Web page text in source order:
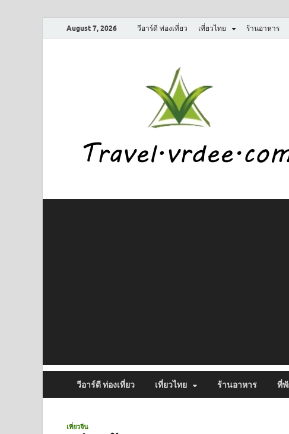
August 7, 2026 วีอาร์ดี ท่องเที่ยว เที่ยวไทย ร้านอาหาร
วีอาร์ดี ท่องเที่ยว เที่ยวไทย ร้านอาหาร ที่พั
เที่ยวจีน